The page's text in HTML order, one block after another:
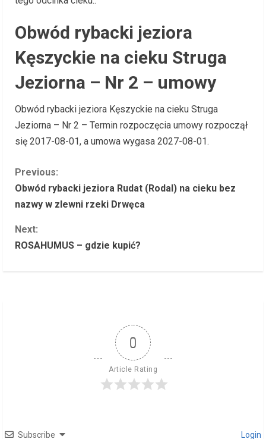
Obwód rybacki jeziora
Kęszyckie na cieku Struga
Jeziorna – Nr 2 – umowy
Obwód rybacki jeziora Kęszyckie na cieku Struga
Jeziorna – Nr 2 – Termin rozpoczęcia umowy rozpoczął
się 2017-08-01, a umowa wygasa 2027-08-01.
C
o
n
t
Previous:
Obwód rybacki jeziora Rudat (Rodal) na cieku bez
nazwy w zlewni rzeki Drwęca
Next:
ROSAHUMUS – gdzie kupić?
0
Article Rating
Subscribe Login